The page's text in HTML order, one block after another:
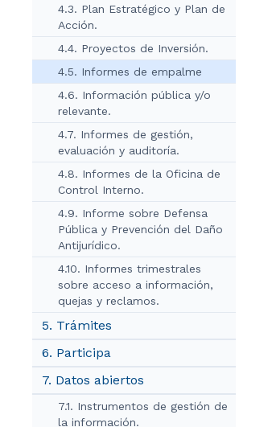
4.3. Plan Estratégico y Plan de
Acción.
4.4. Proyectos de Inversión.
4.5. Informes de empalme
4.6. Información pública y/o
relevante.
4.7. Informes de gestión,
evaluación y auditoría.
4.8. Informes de la Oficina de
Control Interno.
4.9. Informe sobre Defensa
Pública y Prevención del Daño
Antijurídico.
4.10. Informes trimestrales
sobre acceso a información,
quejas y reclamos.
5. Trámites
6. Participa
7. Datos abiertos
7.1. Instrumentos de gestión de
la información.